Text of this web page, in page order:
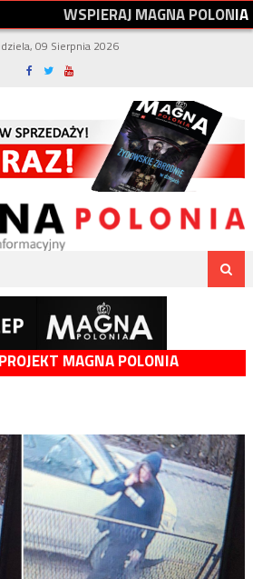
WSPIERAJMAGNAPOLONIA
09 Sierpnia 2026
MAGNA POLONIA